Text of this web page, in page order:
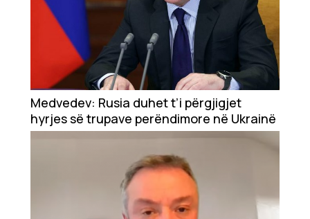
Medvedev: Rusia duhet t’i përgjigjet
hyrjes së trupave perëndimore në Ukrainë